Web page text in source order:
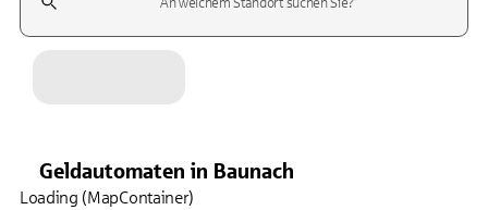
Geldautomaten in Baunach
Loading (MapContainer)